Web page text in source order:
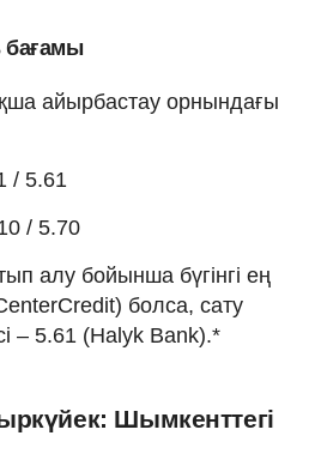
бағамы
айырбастау орнындағы
/ 5.61
/ 5.70
алу бойынша бүгінгі ең
болса, сату
– 5.61 (Halyk Bank).*
Шымкенттегі